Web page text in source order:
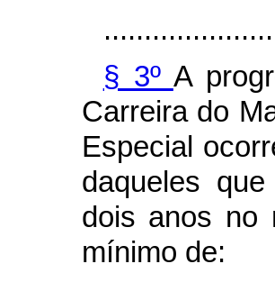
§ 3º A
Carreira do
Especial
daqueles
dois anos no
mínimo de: